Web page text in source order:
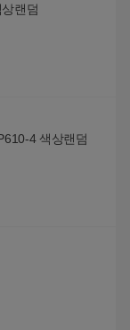
랜덤
4 색상랜덤